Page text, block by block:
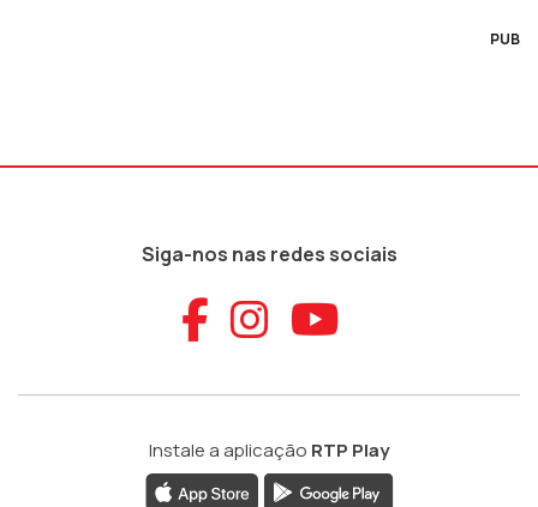
PUB
Siga-nos nas redes sociais
Aceder ao
Aceder ao
Aceder
Instale a aplicação RTP Play